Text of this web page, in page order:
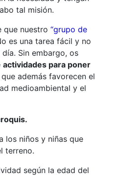
tal misión.
que nuestro “grupo de
es una tarea fácil y no
Sin embargo, os
actividades para poner
además favorecen el
medioambiental y el
los niños y niñas que
terreno.
según la edad del